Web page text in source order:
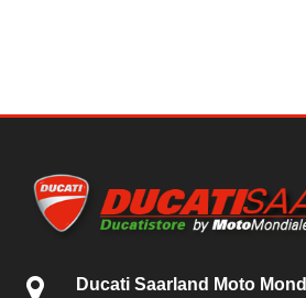
Ducati Saarland Moto